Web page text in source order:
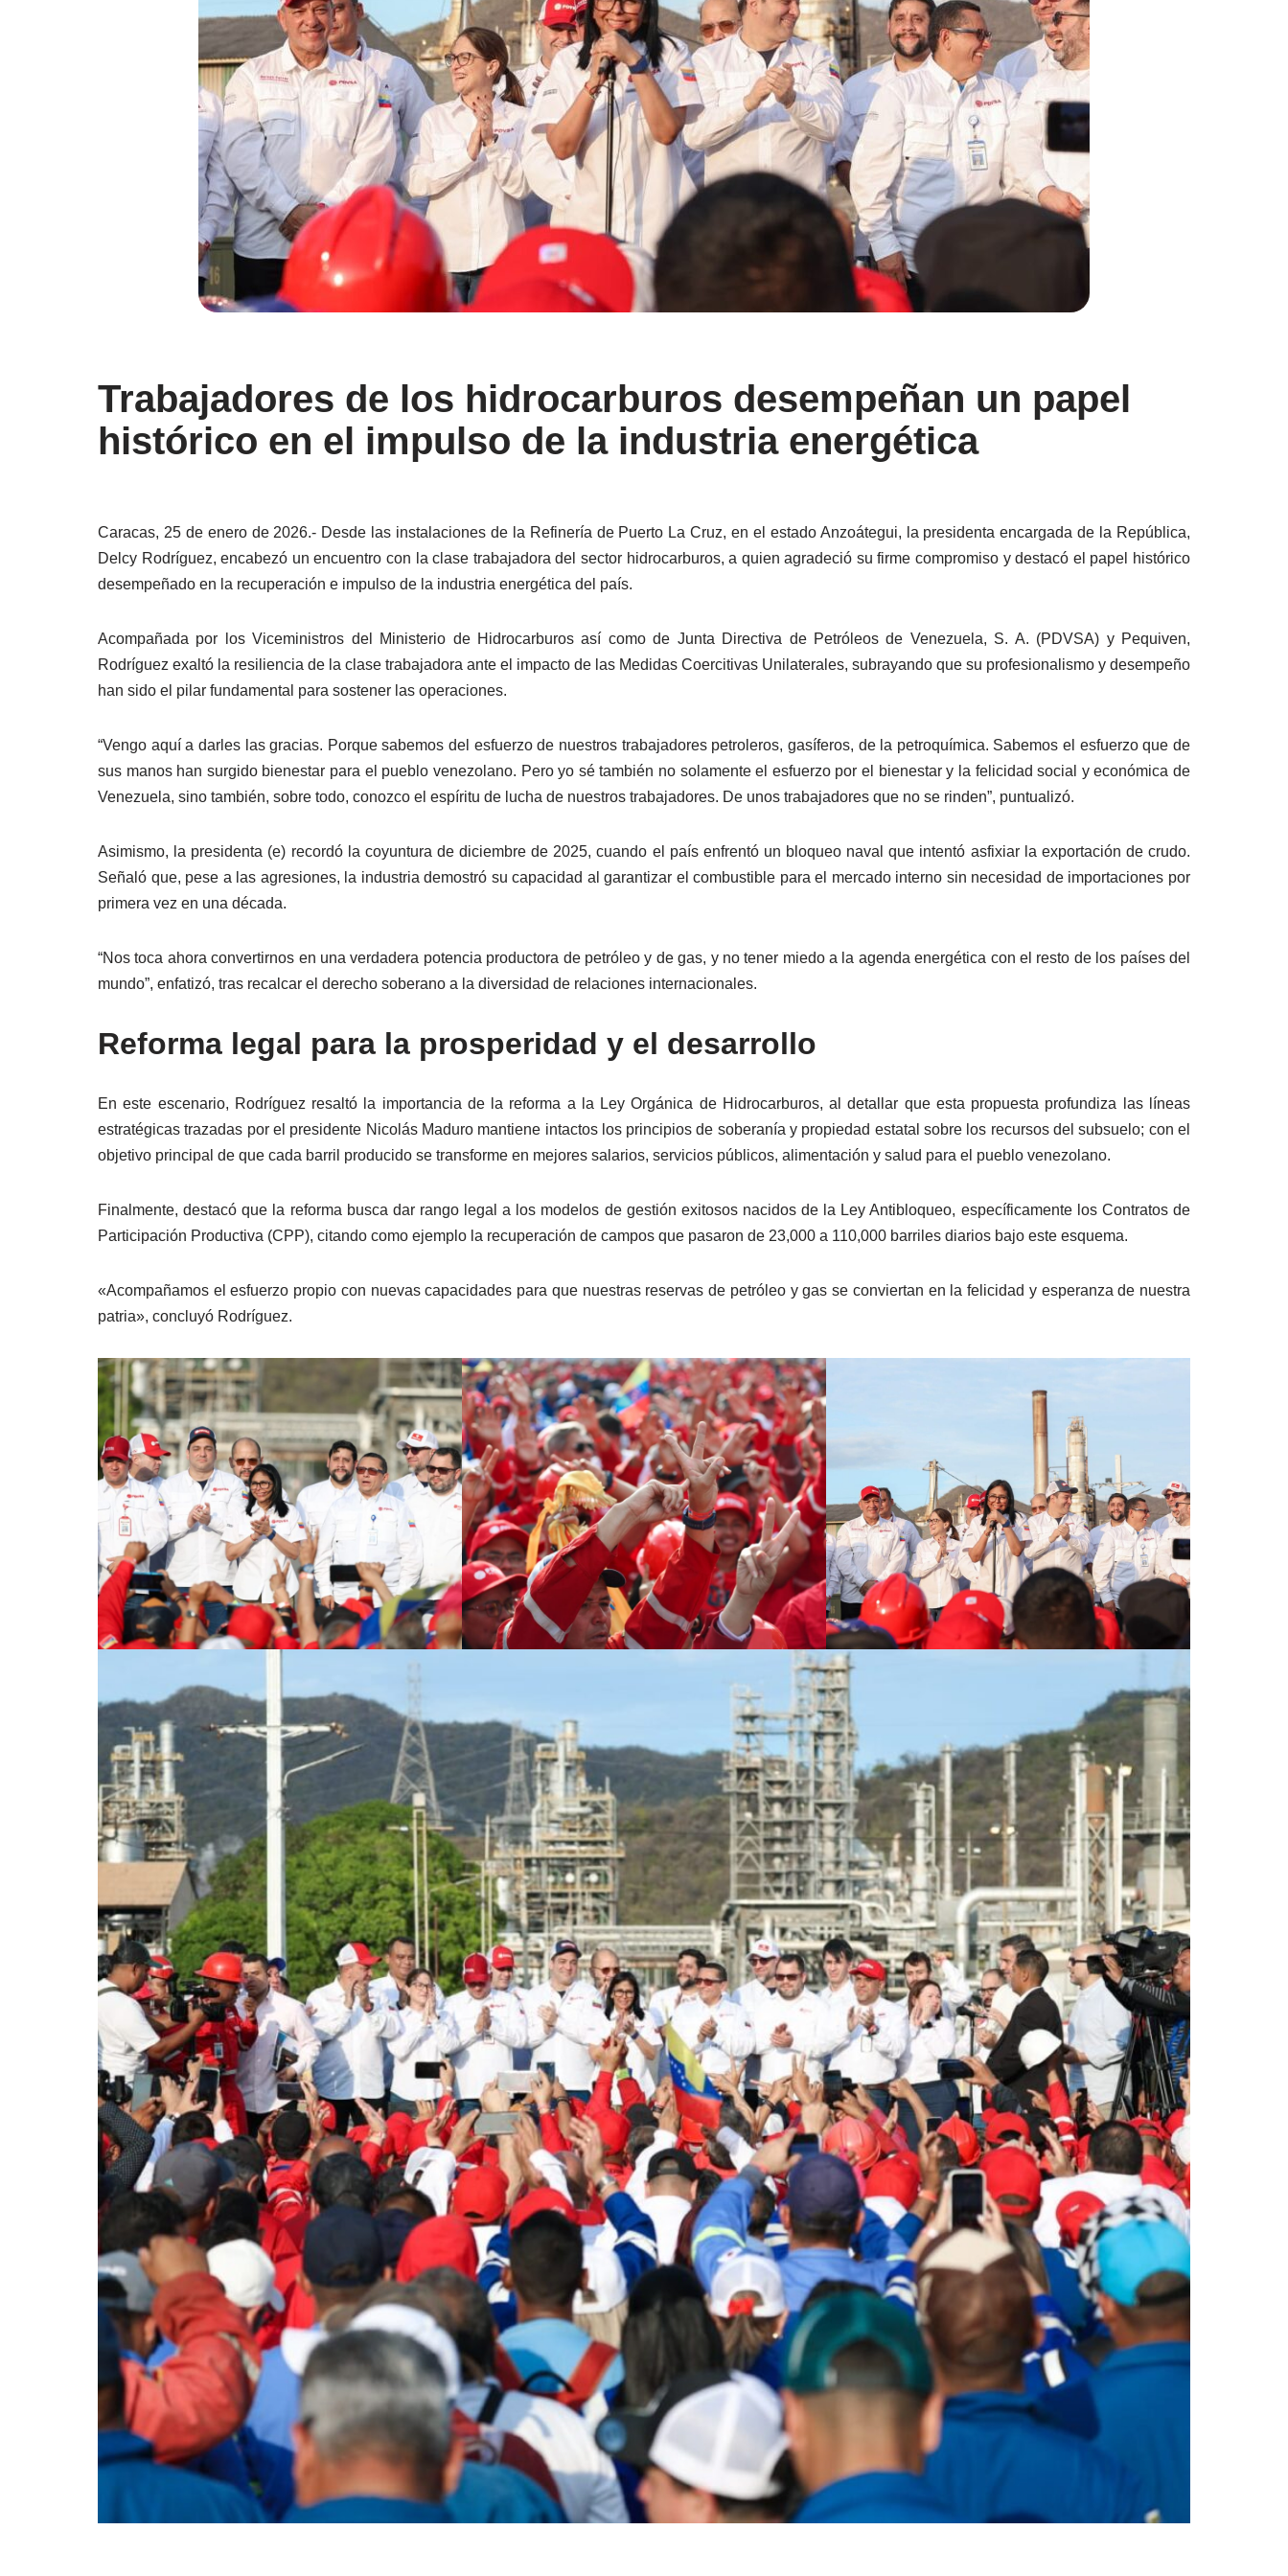
Trabajadores de los hidrocarburos desempeñan un papel
histórico en el impulso de la industria energética
Caracas, 25 de enero de 2026.- Desde las instalaciones de la Refinería de Puerto La Cruz, en el estado Anzoátegui, la presidenta encargada de la República,
Delcy Rodríguez, encabezó un encuentro con la clase trabajadora del sector hidrocarburos, a quien agradeció su firme compromiso y destacó el papel histórico
desempeñado en la recuperación e impulso de la industria energética del país.
Acompañada por los Viceministros del Ministerio de Hidrocarburos así como de Junta Directiva de Petróleos de Venezuela, S. A. (PDVSA) y Pequiven,
Rodríguez exaltó la resiliencia de la clase trabajadora ante el impacto de las Medidas Coercitivas Unilaterales, subrayando que su profesionalismo y desempeño
han sido el pilar fundamental para sostener las operaciones.
“Vengo aquí a darles las gracias. Porque sabemos del esfuerzo de nuestros trabajadores petroleros, gasíferos, de la petroquímica. Sabemos el esfuerzo que de
sus manos han surgido bienestar para el pueblo venezolano. Pero yo sé también no solamente el esfuerzo por el bienestar y la felicidad social y económica de
Venezuela, sino también, sobre todo, conozco el espíritu de lucha de nuestros trabajadores. De unos trabajadores que no se rinden”, puntualizó.
Asimismo, la presidenta (e) recordó la coyuntura de diciembre de 2025, cuando el país enfrentó un bloqueo naval que intentó asfixiar la exportación de crudo.
Señaló que, pese a las agresiones, la industria demostró su capacidad al garantizar el combustible para el mercado interno sin necesidad de importaciones por
primera vez en una década.
“Nos toca ahora convertirnos en una verdadera potencia productora de petróleo y de gas, y no tener miedo a la agenda energética con el resto de los países del
mundo”, enfatizó, tras recalcar el derecho soberano a la diversidad de relaciones internacionales.
Reforma legal para la prosperidad y el desarrollo
En este escenario, Rodríguez resaltó la importancia de la reforma a la Ley Orgánica de Hidrocarburos, al detallar que esta propuesta profundiza las líneas
estratégicas trazadas por el presidente Nicolás Maduro mantiene intactos los principios de soberanía y propiedad estatal sobre los recursos del subsuelo; con el
objetivo principal de que cada barril producido se transforme en mejores salarios, servicios públicos, alimentación y salud para el pueblo venezolano.
Finalmente, destacó que la reforma busca dar rango legal a los modelos de gestión exitosos nacidos de la Ley Antibloqueo, específicamente los Contratos de
Participación Productiva (CPP), citando como ejemplo la recuperación de campos que pasaron de 23,000 a 110,000 barriles diarios bajo este esquema.
«Acompañamos el esfuerzo propio con nuevas capacidades para que nuestras reservas de petróleo y gas se conviertan en la felicidad y esperanza de nuestra
patria», concluyó Rodríguez.